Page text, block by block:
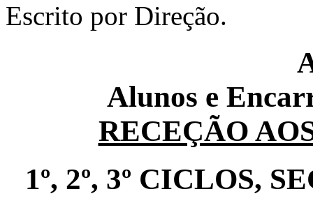
Escrito por Direção.
Alunos e
RECEÇÃO
1º, 2º, 3º CICLOS,